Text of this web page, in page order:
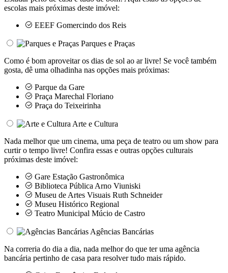
escolas mais próximas deste imóvel:
EEEF Gomercindo dos Reis
Parques e Praças
Como é bom aproveitar os dias de sol ao ar livre! Se você também
gosta, dê uma olhadinha nas opções mais próximas:
Parque da Gare
Praça Marechal Floriano
Praça do Teixeirinha
Arte e Cultura
Nada melhor que um cinema, uma peça de teatro ou um show para
curtir o tempo livre! Confira essas e outras opções culturais
próximas deste imóvel:
Gare Estação Gastronômica
Biblioteca Pública Arno Viuniski
Museu de Artes Visuais Ruth Schneider
Museu Histórico Regional
Teatro Municipal Múcio de Castro
Agências Bancárias
Na correria do dia a dia, nada melhor do que ter uma agência
bancária pertinho de casa para resolver tudo mais rápido.